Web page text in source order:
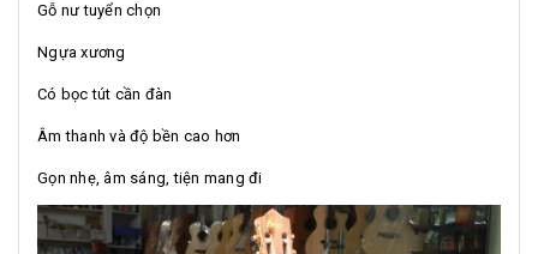
Gỗ nư tuyển chọn
Ngựa xương
Có bọc tút cần đàn
Âm thanh và độ bền cao hơn
Gọn nhẹ, âm sáng, tiện mang đi